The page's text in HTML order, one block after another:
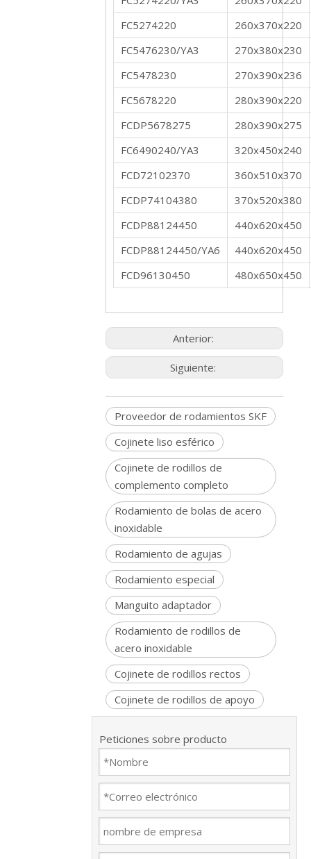
FC5274220
260x370x220
FC5476230/YA3
270x380x230
FC5478230
270x390x236
FC5678220
280x390x220
FCDP5678275
280x390x275
FC6490240/YA3
320x450x240
FCD72102370
360x510x370
FCDP74104380
370x520x380
FCDP88124450
440x620x450
FCDP88124450/YA6
440x620x450
FCD96130450
480x650x450
Anterior:
Siguiente:
Proveedor de rodamientos SKF
Cojinete liso esférico
Cojinete de rodillos de
complemento completo
Rodamiento de bolas de acero
inoxidable
Rodamiento de agujas
Rodamiento especial
Manguito adaptador
Rodamiento de rodillos de
acero inoxidable
Cojinete de rodillos rectos
Cojinete de rodillos de apoyo
Peticiones sobre producto